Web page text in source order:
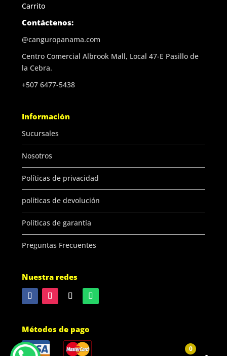
Carrito
Contáctenos:
@canguropanama.com
Centro Comercial Albrook Mall, Local 47-E Pasillo de
la Cebra.
+507 6477-5438
Información
Sucursales
Nosotros
Políticas de privacidad
políticas de devolución
Políticas de garantía
Preguntas Frecuentes
Nuestra redes
Métodos de pago
0